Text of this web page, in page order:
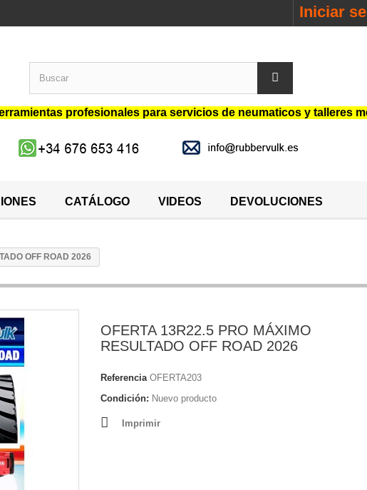
Iniciar
profesionales para servicios de neumaticos y talleres
CATÁLOGO VIDEOS DEVOLUCIONES
OFF ROAD 2026
OFERTA 13R22.5 PRO MÁXIMO
RESULTADO OFF ROAD 2026
Referencia OFERTA203
Condición: Nuevo producto
Imprimir